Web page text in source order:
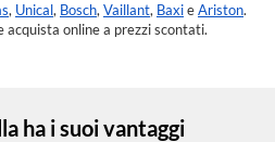
, Unical, Bosch, Vaillant, BaxieAriston.
online a prezzi scontati.
ha i suoi vantaggi